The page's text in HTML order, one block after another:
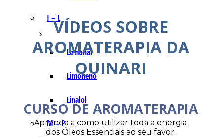
I – L
Lemonal
Limoneno
Linalol
M – P
VÍDEOS SOBRE
AROMATERAPIA DA
QUINARI
CURSO DE AROMATERAPIA
Aprenda a como utilizar toda a energia
dos Óleos Essenciais ao seu favor.